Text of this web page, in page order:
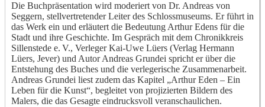
Die Buchpräsentation wird moderiert von Dr. Andreas von
Seggern, stellvertretender Leiter des Schlossmuseums. Er führt in
das Werk ein und erläutert die Bedeutung Arthur Edens für die
Stadt und ihre Geschichte. Im Gespräch mit dem Chronikkreis
Sillenstede e. V., Verleger Kai-Uwe Lüers (Verlag Hermann
Lüers, Jever) und Autor Andreas Grundei spricht er über die
Entstehung des Buches und die verlegerische Zusammenarbeit.
Andreas Grundei liest zudem das Kapitel „Arthur Eden – Ein
Leben für die Kunst“, begleitet von projizierten Bildern des
Malers, die das Gesagte eindrucksvoll veranschaulichen.